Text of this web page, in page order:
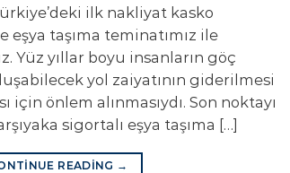
ilk nakliyat kasko
taşıma teminatımız ile
Yüz yıllar boyu insanların göç
yol zaiyatının giderilmesi
için önlem alınmasıydı. Son noktayı
sigortalı eşya taşıma […]
READING →